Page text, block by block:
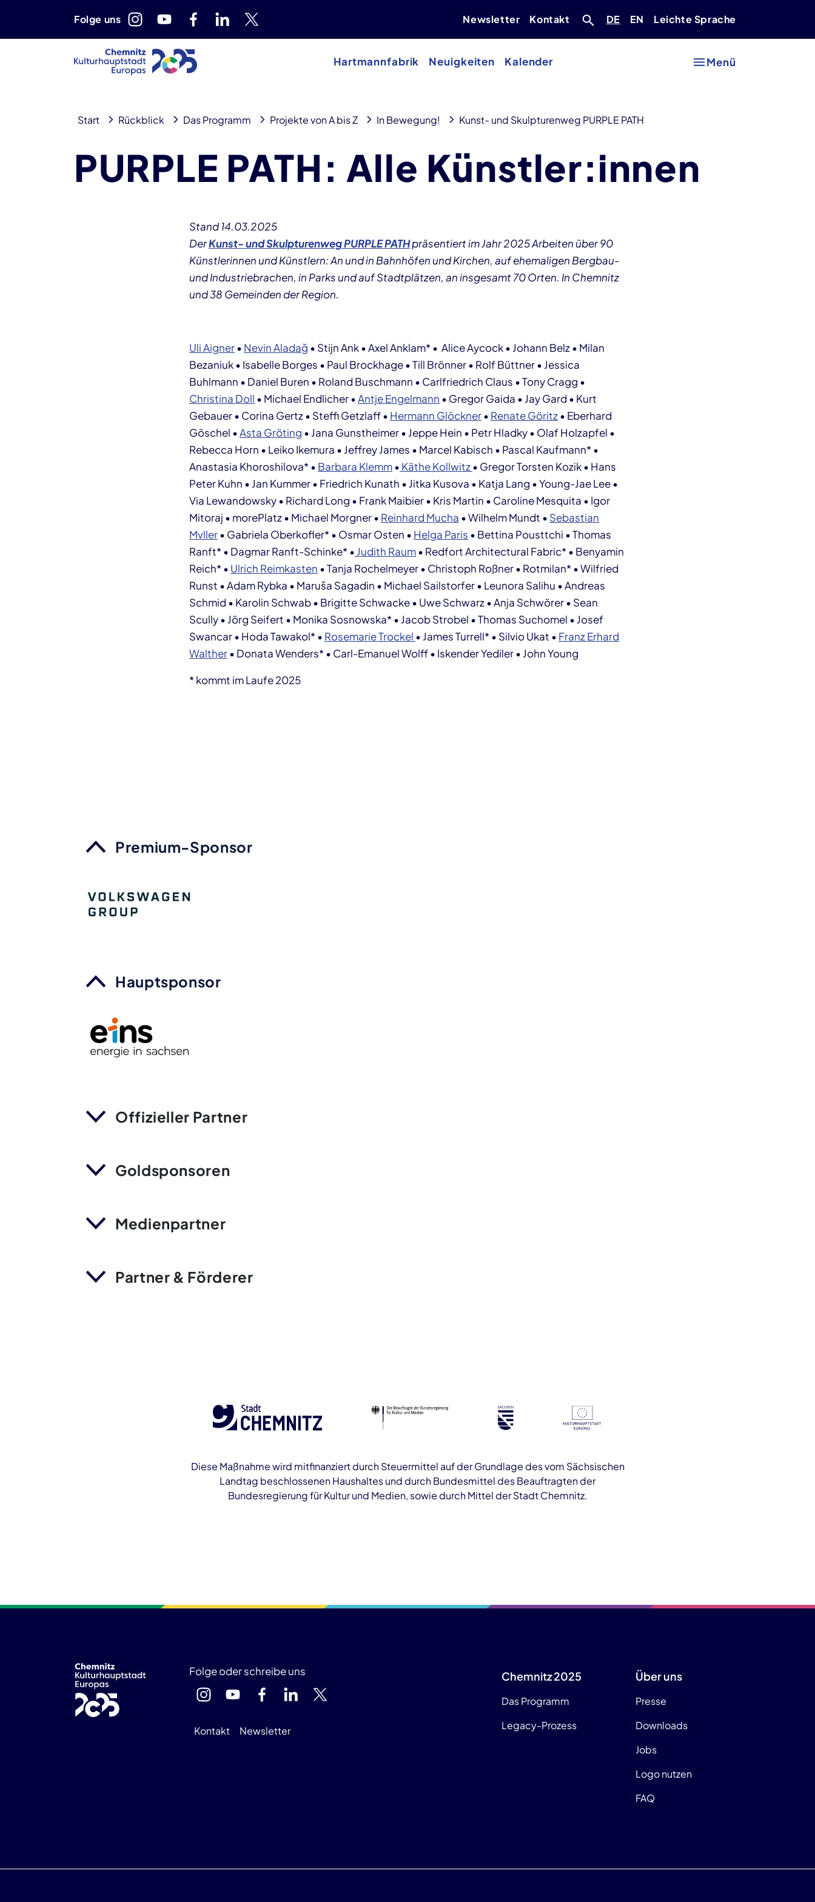
Folge uns Newsletter Kontakt Deutsch
DE Englisch
EN Leichte Sprache
Hartmannfabrik Neuigkeiten Kalender Menü
Start Rückblick Das Programm Projekte von A bis Z In Bewegung! Kunst- und Skulpturenweg PURPLE PATH
PURPLE PATH: Alle Künstler:innen
Stand 14.03.2025
DerKunst- und Skulpturenweg PURPLE PATHpräsentiert im Jahr 2025 Arbeiten über 90
Künstlerinnen und Künstlern: An und in Bahnhöfen und Kirchen, auf ehemaligen Bergbau-
und Industriebrachen, in Parks und auf Stadtplätzen, an insgesamt 70 Orten. In Chemnitz
und 38 Gemeinden der Region.
Uli Aigner• Nevin Aladağ • Stijn Ank • Axel Anklam* • Alice Aycock • Johann Belz • Milan
Bezaniuk • Isabelle Borges • Paul Brockhage • Till Brönner • Rolf Büttner • Jessica
Buhlmann • Daniel Buren • Roland Buschmann • Carlfriedrich Claus • Tony Cragg •
Christina Doll • Michael Endlicher •Antje Engelmann • Gregor Gaida • Jay Gard • Kurt
Gebauer • Corina Gertz • Steffi Getzlaff • Hermann Glöckner• Renate Göritz• Eberhard
Göschel •Asta Gröting • Jana Gunstheimer • Jeppe Hein • Petr Hladky • Olaf Holzapfel •
Rebecca Horn • Leiko Ikemura • Jeffrey James • Marcel Kabisch • Pascal Kaufmann* •
Anastasia Khoroshilova* • Barbara Klemm• Käthe Kollwitz• Gregor Torsten Kozik • Hans
Peter Kuhn • Jan Kummer • Friedrich Kunath • Jitka Kusova • Katja Lang • Young-Jae Lee •
Via Lewandowsky • Richard Long • Frank Maibier • Kris Martin • Caroline Mesquita • Igor
Mitoraj • morePlatz • Michael Morgner • Reinhard Mucha • Wilhelm Mundt • Sebastian
Mvller• Gabriela Oberkofler* • Osmar Osten • Helga Paris • Bettina Pousttchi • Thomas
Ranft* • Dagmar Ranft-Schinke* • Judith Raum• Redfort Architectural Fabric* • Benyamin
Reich* • Ulrich Reimkasten • Tanja Rochelmeyer • Christoph Roßner • Rotmilan* • Wilfried
Runst • Adam Rybka • Maruša Sagadin • Michael Sailstorfer • Leunora Salihu • Andreas
Schmid • Karolin Schwab • Brigitte Schwacke • Uwe Schwarz • Anja Schwörer • Sean
Scully • Jörg Seifert • Monika Sosnowska* • Jacob Strobel • Thomas Suchomel • Josef
Swancar • Hoda Tawakol* • Rosemarie Trockel • James Turrell* • Silvio Ukat • Franz Erhard
Walther• Donata Wenders* • Carl-Emanuel Wolff • Iskender Yediler • John Young
* kommt im Laufe 2025
Premium-Sponsor
Hauptsponsor
Offizieller Partner
Goldsponsoren
Medienpartner
Partner & Förderer
Diese Maßnahme wird mitfinanziert durch Steuermittel auf der Grundlage des vom Sächsischen
Landtag beschlossenen Haushaltes und durch Bundesmittel des Beauftragten der
Bundesregierung für Kultur und Medien, sowie durch Mittel der Stadt Chemnitz.
Folge oder schreibe uns
Kontakt Newsletter
Chemnitz 2025
Das Programm
Legacy-Prozess
Über uns
Presse
Downloads
Jobs
Logo nutzen
FAQ